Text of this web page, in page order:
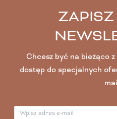
ZAPISZ
Chcesz być na bieżąco
dostęp do specjalnych